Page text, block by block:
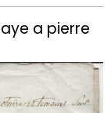
a pierre